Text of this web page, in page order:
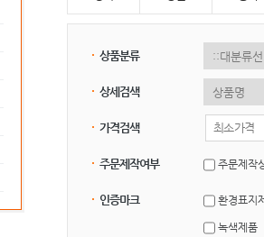
상품분류
상세검색
가격검색
주문제작여부 주문제작
인증마크 환경표지
녹색제품